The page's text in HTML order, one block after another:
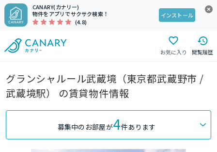
CANARY(カナリー)
物件をアプリでサクサク検索！
(4.8)
インストール
お気に入り 閲覧履歴
グランシャルール武蔵境（東京都武蔵野市 /
武蔵境駅） の賃貸物件情報
募集中のお部屋が4件あります